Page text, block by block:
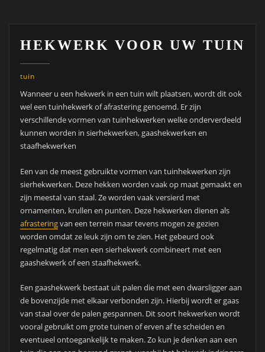
HEKWERK VOOR UW TUIN
tuin
Wanneer u een hekwerk in een tuin wilt plaatsen, wordt dit ook
wel een tuinhekwerk of afrastering genoemd. Er zijn
verschillende vormen van tuinhekwerken welke onderverdeeld
kunnen worden in sierhekwerken, gaashekwerken en
staafhekwerken
Een van de meest gebruikte vormen van tuinhekwerken zijn
sierhekwerken. Deze hekken worden vaak op maat gemaakt en
zijn meestal van staal. Ze worden vaak versierd met
ornamenten, krullen en punten. Deze hekwerken dienen als
afrasteringvan een terrein maar tevens mogen ze gezien
worden omdat ze leuk zijn om te zien. Het gebeurd ook
regelmatig dat men een sierhekwerk combineert met een
gaashekwerk of een staafhekwerk.
Een gaashekwerk bestaat uit palen die met een dwarsligger aan
de bovenzijde met elkaar verbonden zijn. Hierbij wordt er gaas
van staal over de palen gespannen. Dit soort hekwerken wordt
vooral gebruikt om grote tuinen of erven af te scheiden en
eventueel ontoegankelijk te maken. Zo kun je denken aan een